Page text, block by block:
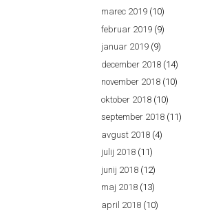
marec 2019 (10)
februar 2019 (9)
januar 2019 (9)
december 2018 (14)
november 2018 (10)
oktober 2018 (10)
september 2018 (11)
avgust 2018 (4)
julij 2018 (11)
junij 2018 (12)
maj 2018 (13)
april 2018 (10)